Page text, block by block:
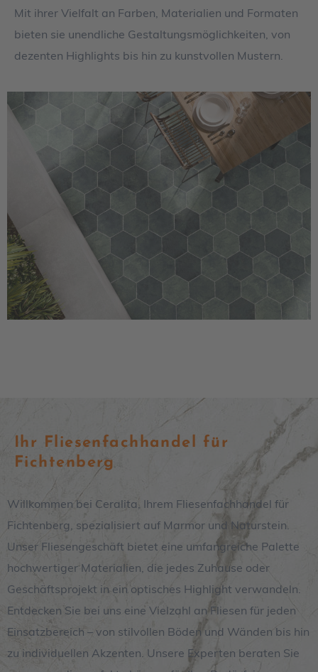
Mit ihrer Vielfalt an Farben, Materialien und Formaten
bieten sie unendliche Gestaltungsmöglichkeiten, von
dezenten Highlights bis hin zu kunstvollen Mustern.
Ihr Fliesenfachhandel für
Fichtenberg
Willkommen bei Ceralita, Ihrem Fliesenfachhandel für
Fichtenberg, spezialisiert auf Marmor und Naturstein.
Unser Fliesengeschäft bietet eine umfangreiche Palette
hochwertiger Materialien, die jedes Zuhause oder
Geschäftsprojekt in ein optisches Highlight verwandeln.
Entdecken Sie bei uns eine Vielzahl an Fliesen für jeden
Einsatzbereich – von stilvollen Böden und Wänden bis hin
zu individuellen Akzenten. Unsere Experten beraten Sie